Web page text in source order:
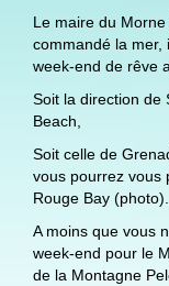
Le maire du
commandé la mer,
week-end de rêve
Soit la direction de
Beach,
Soit celle de
vous pourrez vous
Rouge Bay (photo).
A moins que vous
week-end pour le
de la Montagne